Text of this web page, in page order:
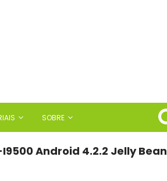
SOBRE
Android 4.2.2 Jelly Bean